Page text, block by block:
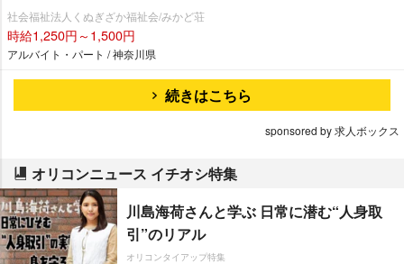
社会福祉法人くぬぎざか福祉会/みかど荘
時給1,250円～1,500円
アルバイト・パート / 神奈川県
続きはこちら
sponsored by 求人ボックス
オリコンニュース イチオシ特集
川島海荷さんと学ぶ 日常に潜む“人身取
引”のリアル
オリコンタイアップ特集